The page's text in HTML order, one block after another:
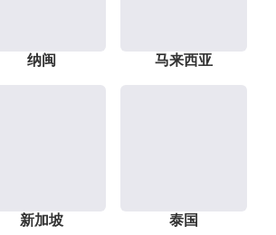
纳闽 马来西亚
新加坡 泰国